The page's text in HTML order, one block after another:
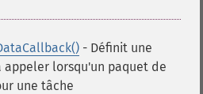
- Définit une
lorsqu'un paquet de
une tâche